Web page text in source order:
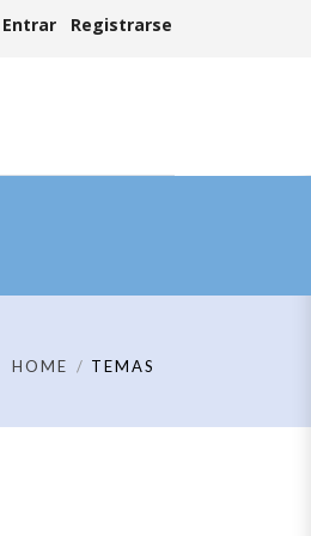
Entrar Registrarse
HOME TEMAS